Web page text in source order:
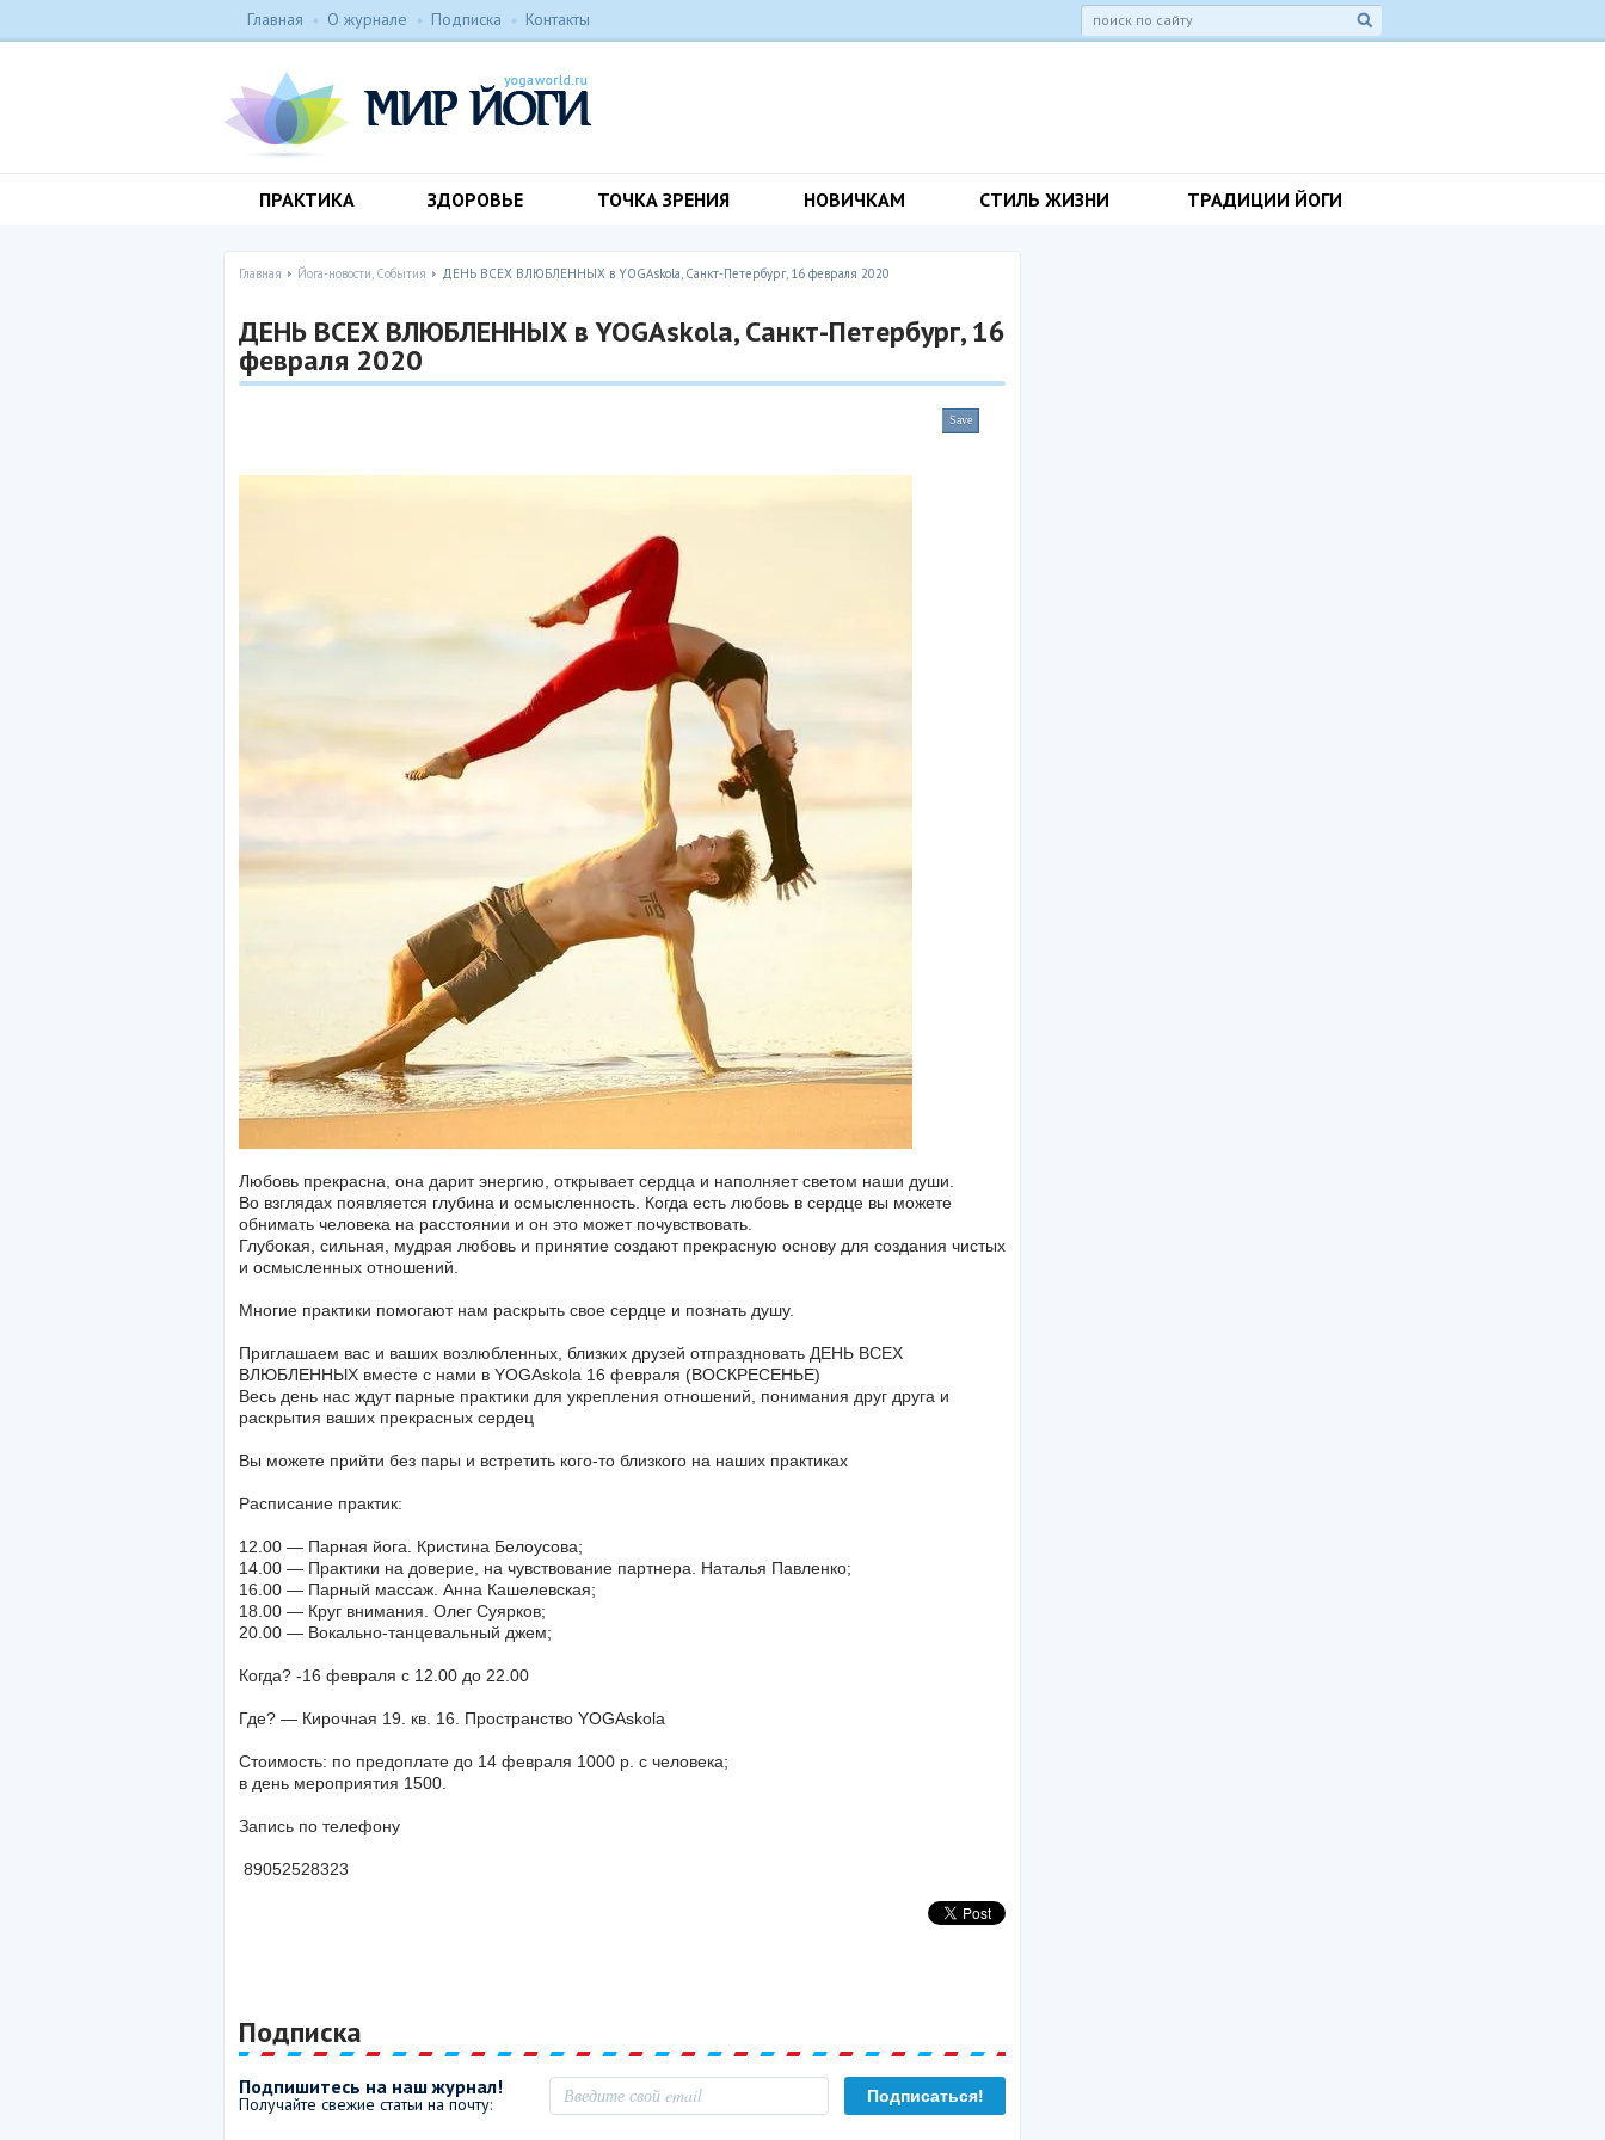
Главная О журнале Подписка Контакты
ПРАКТИКА ЗДОРОВЬЕ ТОЧКА ЗРЕНИЯ НОВИЧКАМ СТИЛЬ ЖИЗНИ ТРАДИЦИИ ЙОГИ
Главная Йога-новости, События ДЕНЬ ВСЕХ ВЛЮБЛЕННЫХ в YOGAskola, Санкт-Петербург, 16 февраля 2020
ДЕНЬ ВСЕХ ВЛЮБЛЕННЫХ в YOGAskola, Санкт-Петербург, 16
февраля 2020
Save
Любовь прекрасна, она дарит энергию, открывает сердца и наполняет светом наши души.
Во взглядах появляется глубина и осмысленность. Когда есть любовь в сердце вы можете
обнимать человека на расстоянии и он это может почувствовать.
Глубокая, сильная, мудрая любовь и принятие создают прекрасную основу для создания чистых
и осмысленных отношений.
Многие практики помогают нам раскрыть свое сердце и познать душу.
Приглашаем вас и ваших возлюбленных, близких друзей отпраздновать ДЕНЬ ВСЕХ
ВЛЮБЛЕННЫХ вместе с нами в YOGAskola 16 февраля (ВОСКРЕСЕНЬЕ)
Весь день нас ждут парные практики для укрепления отношений, понимания друг друга и
раскрытия ваших прекрасных сердец
Вы можете прийти без пары и встретить кого-то близкого на наших практиках
Расписание практик:
12.00 — Парная йога. Кристина Белоусова;
14.00 — Практики на доверие, на чувствование партнера. Наталья Павленко;
16.00 — Парный массаж. Анна Кашелевская;
18.00 — Круг внимания. Олег Суярков;
20.00 — Вокально-танцевальный джем;
Когда? -16 февраля с 12.00 до 22.00
Где? — Кирочная 19. кв. 16. Пространство YOGAskola
Стоимость: по предоплате до 14 февраля 1000 р. с человека;
в день мероприятия 1500.
Запись по телефону
89052528323
Подписка
Подпишитесь на наш журнал!
Получайте свежие статьи на почту: